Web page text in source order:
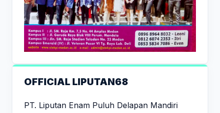
OFFICIAL LIPUTAN68
PT. Liputan Enam Puluh Delapan Mandiri